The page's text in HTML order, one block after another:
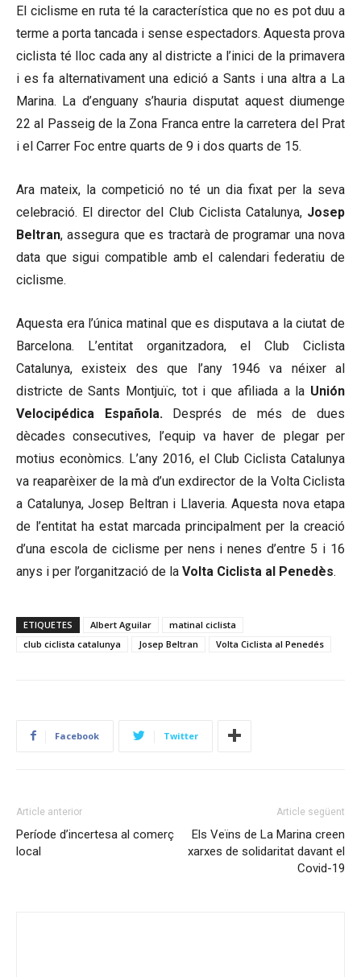
El ciclisme en ruta té la característica que no es pot duu a
terme a porta tancada i sense espectadors. Aquesta prova
ciclista té lloc cada any al districte a l’inici de la primavera
i es fa alternativament una edició a Sants i una altra a La
Marina. La d’enguany s’hauria disputat aquest diumenge
22 al Passeig de la Zona Franca entre la carretera del Prat
i el Carrer Foc entre quarts de 9 i dos quarts de 15.
Ara mateix, la competició no té un dia fixat per la seva
celebració. El director del Club Ciclista Catalunya, Josep
Beltran, assegura que es tractarà de programar una nova
data que sigui compatible amb el calendari federatiu de
ciclisme.
Aquesta era l’única matinal que es disputava a la ciutat de
Barcelona. L’entitat organitzadora, el Club Ciclista
Catalunya, existeix des que l’any 1946 va néixer al
districte de Sants Montjuïc, tot i que afiliada a la Unión
Velocipédica Española.Després de més de dues
dècades consecutives, l’equip va haver de plegar per
motius econòmics. L’any 2016, el Club Ciclista Catalunya
va reaparèixer de la mà d’un exdirector de la Volta Ciclista
a Catalunya, Josep Beltran i Llaveria. Aquesta nova etapa
de l’entitat ha estat marcada principalment per la creació
d’una escola de ciclisme per nens i nenes d’entre 5 i 16
anys i per l’organització de la Volta Ciclista al Penedès.
ETIQUETES Albert Aguilar
matinal ciclista
club ciclista catalunya
Josep Beltran Volta Ciclista al Penedés
Facebook Twitter
Article anterior
Període d’incertesa al comerç
local
Article següent
Els Veïns de La Marina creen
xarxes de solidaritat davant el
Covid-19